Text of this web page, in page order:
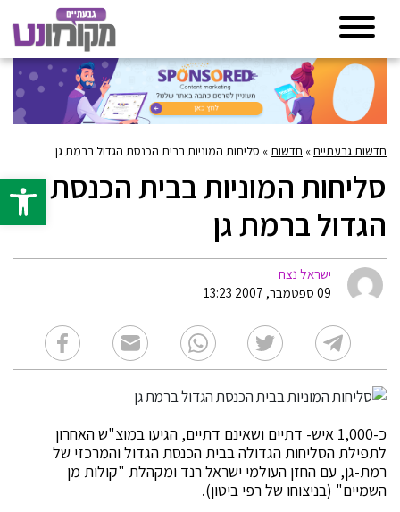
פתח
חדשות גבעתיים» חדשות » סליחות המוניות בבית הכנסת הגדול ברמת גן
סליחות המוניות בבית הכנסת
הגדול ברמת גן
ישראל נצח
09 ספטמבר, 2007 13:23
כ-1,000 איש- דתיים ושאינם דתיים, הגיעו במוצ"ש האחרון
לתפילת הסליחות הגדולה בבית הכנסת הגדול והמרכזי של
רמת-גן, עם החזן העולמי ישראל רנד ומקהלת "קולות מן
השמיים" (בניצוחו של רפי ביטון).